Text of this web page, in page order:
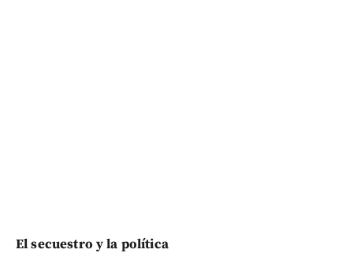
El secuestro y la política